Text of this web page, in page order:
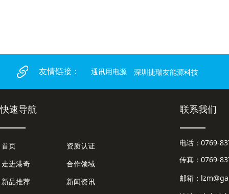
友情链接： 通讯用电源 深圳捷瑞友能源科技
快速导航
首页
走进港奇
新品推荐
资质认证
合作领域
新闻资讯
联系我们
电话：
传真：0769-
邮箱：